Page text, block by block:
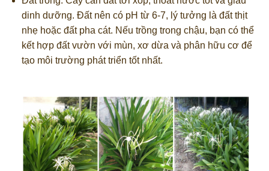
dinh dưỡng. Đất nên có pH từ 6-7, lý tưởng là đất thịt
nhẹ hoặc đất pha cát. Nếu trồng trong chậu, bạn có thể
kết hợp đất vườn với mùn, xơ dừa và phân hữu cơ để
tạo môi trường phát triển tốt nhất.